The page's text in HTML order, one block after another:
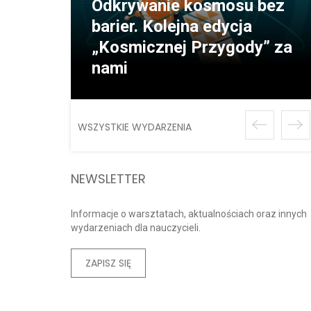
Odkrywanie kosmosu bez
barier. Kolejna edycja
„Kosmicznej Przygody” za
nami
WSZYSTKIE WYDARZENIA
NEWSLETTER
Informacje o warsztatach, aktualnościach oraz innych
wydarzeniach dla nauczycieli.
ZAPISZ SIĘ